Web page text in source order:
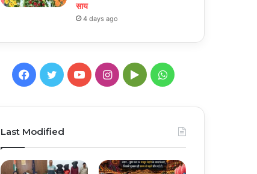
साय
4 days ago
Facebook
TwitterYouTubeInstagram
GoogleWhatsApp
Last Modified